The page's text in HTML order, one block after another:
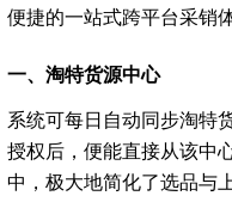
便捷的一站式跨平台采销
一、淘特货源中心
系统可每日自动同步淘特
授权后，便能直接从该中
中，极大地简化了选品与